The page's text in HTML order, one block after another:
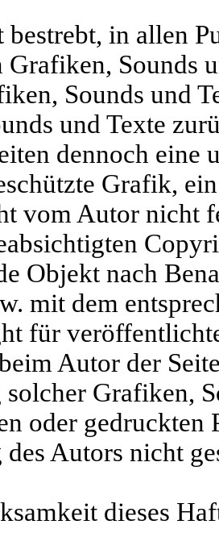
in allen
Grafiken, Sounds
Sounds und
und Texte
dennoch eine
Grafik,
vom Autor nicht
Objekt nach
mit dem
für
Autor der
Grafiken,
oder
Autors nicht
dieses